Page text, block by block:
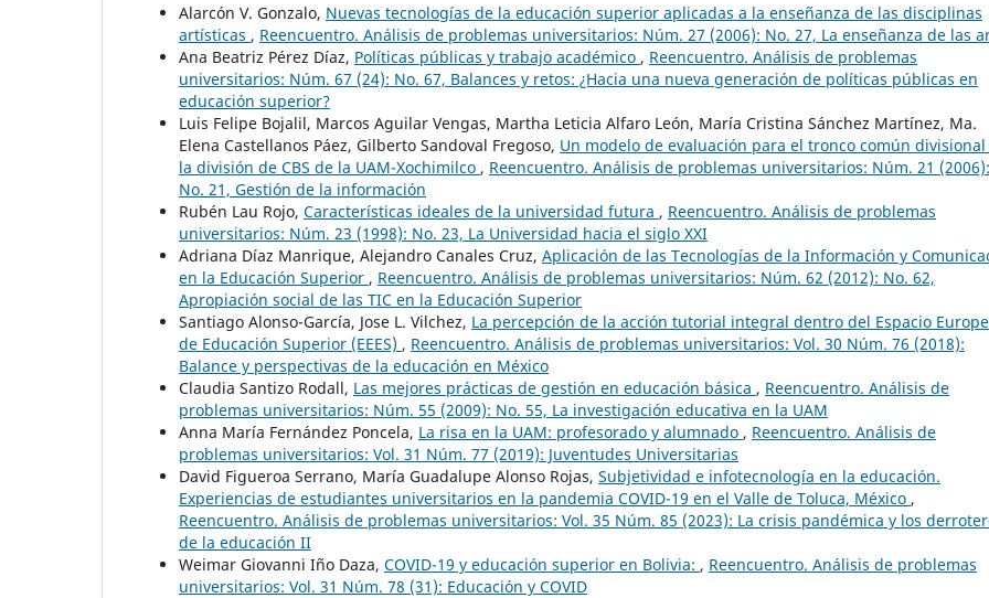
Alarcón V. Gonzalo, Nuevas tecnologías de la educación superior aplicadas a la enseñanza de las disciplinas
artísticas , Reencuentro. Análisis de problemas universitarios: Núm. 27 (2006): No. 27, La enseñanza de las
Ana Beatriz Pérez Díaz, Políticas públicas y trabajo académico , Reencuentro. Análisis de problemas
universitarios: Núm. 67 (24): No. 67, Balances y retos: ¿Hacia una nueva generación de políticas públicas en
educación superior?
Luis Felipe Bojalil, Marcos Aguilar Vengas, Martha Leticia Alfaro León, María Cristina Sánchez Martínez, Ma.
Elena Castellanos Páez, Gilberto Sandoval Fregoso, Un modelo de evaluación para el tronco común
la división de CBS de la UAM-Xochimilco , Reencuentro. Análisis de problemas universitarios: Núm. 21 (2006):
No. 21, Gestión de la información
Rubén Lau Rojo, Características ideales de la universidad futura , Reencuentro. Análisis de problemas
universitarios: Núm. 23 (1998): No. 23, La Universidad hacia el siglo XXI
Adriana Díaz Manrique, Alejandro Canales Cruz, Aplicación de las Tecnologías de la Información y
en la Educación Superior , Reencuentro. Análisis de problemas universitarios: Núm. 62 (2012): No. 62,
Apropiación social de las TIC en la Educación Superior
Santiago Alonso-García, Jose L. Vilchez, La percepción de la acción tutorial integral dentro del Espacio
de Educación Superior (EEES) , Reencuentro. Análisis de problemas universitarios: Vol. 30 Núm. 76 (2018):
Balance y perspectivas de la educación en México
Claudia Santizo Rodall, Las mejores prácticas de gestión en educación básica , Reencuentro. Análisis de
problemas universitarios: Núm. 55 (2009): No. 55, La investigación educativa en la UAM
Anna María Fernández Poncela, La risa en la UAM: profesorado y alumnado , Reencuentro. Análisis de
problemas universitarios: Vol. 31 Núm. 77 (2019): Juventudes Universitarias
David Figueroa Serrano, María Guadalupe Alonso Rojas, Subjetividad e infotecnología en la educación.
Experiencias de estudiantes universitarios en la pandemia COVID-19 en el Valle de Toluca, México ,
Reencuentro. Análisis de problemas universitarios: Vol. 35 Núm. 85 (2023): La crisis pandémica y los
de la educación II
Weimar Giovanni Iño Daza, COVID-19 y educación superior en Bolivia: , Reencuentro. Análisis de problemas
universitarios: Vol. 31 Núm. 78 (31): Educación y COVID